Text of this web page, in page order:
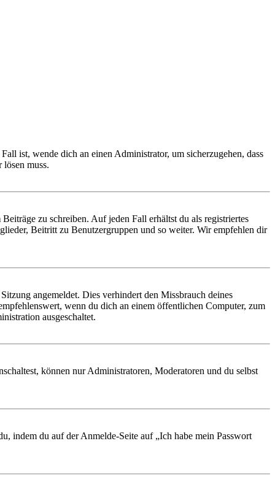
ist, wende dich an einen Administrator, um sicherzugehen, dass
muss.
zu schreiben. Auf jeden Fall erhältst du als registriertes
Beitritt zu Benutzergruppen und so weiter. Wir empfehlen dir
angemeldet. Dies verhindert den Missbrauch deines
wenn du dich an einem öffentlichen Computer, zum
ausgeschaltet.
können nur Administratoren, Moderatoren und du selbst
indem du auf der Anmelde-Seite auf „Ich habe mein Passwort